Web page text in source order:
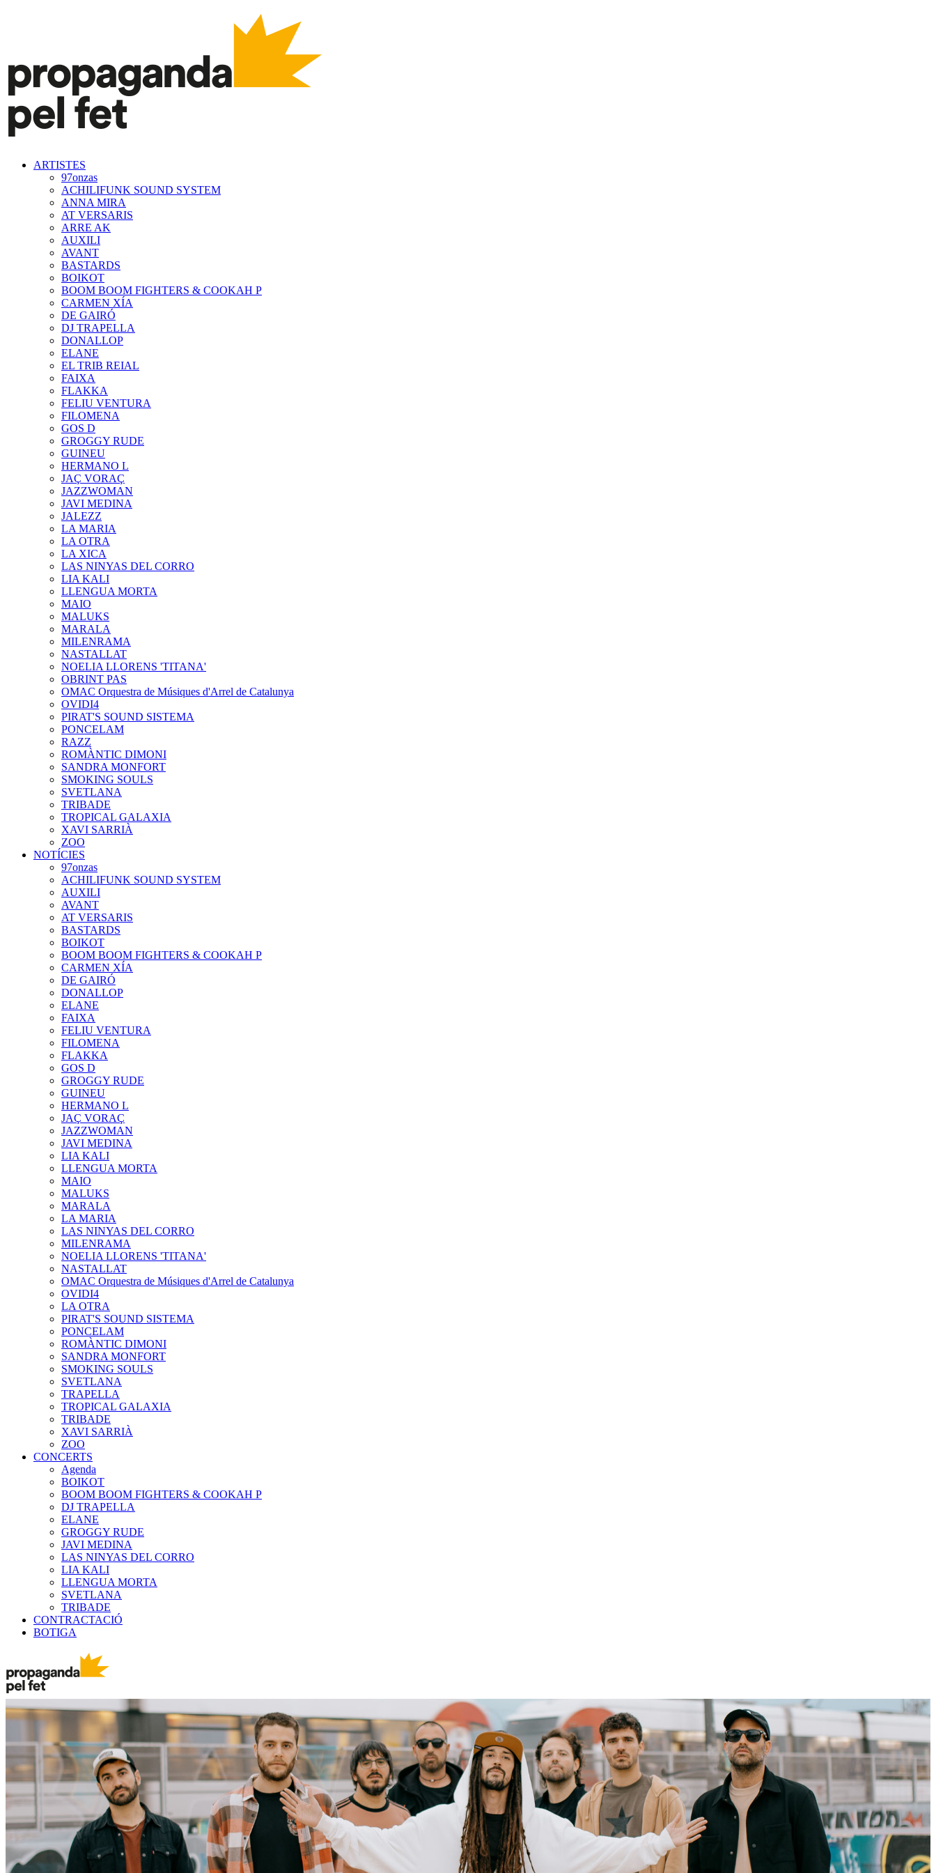
ARTISTES
97onzas
ACHILIFUNK SOUND SYSTEM
ANNA MIRA
AT VERSARIS
ARRE AK
AUXILI
AVANT
BASTARDS
BOIKOT
BOOM BOOM FIGHTERS & COOKAH P
CARMEN XÍA
DE GAIRÓ
DJ TRAPELLA
DONALLOP
ELANE
EL TRIB REIAL
FAIXA
FLAKKA
FELIU VENTURA
FILOMENA
GOS D
GROGGY RUDE
GUINEU
HERMANO L
JAÇ VORAÇ
JAZZWOMAN
JAVI MEDINA
JALEZZ
LA MARIA
LA OTRA
LA XICA
LAS NINYAS DEL CORRO
LIA KALI
LLENGUA MORTA
MAIO
MALUKS
MARALA
MILENRAMA
NASTALLAT
NOELIA LLORENS 'TITANA'
OBRINT PAS
OMAC Orquestra de Músiques d'Arrel de Catalunya
OVIDI4
PIRAT'S SOUND SISTEMA
PONCELAM
RAZZ
ROMÀNTIC DIMONI
SANDRA MONFORT
SMOKING SOULS
SVETLANA
TRIBADE
TROPICAL GALAXIA
XAVI SARRIÀ
ZOO
NOTÍCIES
97onzas
ACHILIFUNK SOUND SYSTEM
AUXILI
AVANT
AT VERSARIS
BASTARDS
BOIKOT
BOOM BOOM FIGHTERS & COOKAH P
CARMEN XÍA
DE GAIRÓ
DONALLOP
ELANE
FAIXA
FELIU VENTURA
FILOMENA
FLAKKA
GOS D
GROGGY RUDE
GUINEU
HERMANO L
JAÇ VORAÇ
JAZZWOMAN
JAVI MEDINA
LIA KALI
LLENGUA MORTA
MAIO
MALUKS
MARALA
LA MARIA
LAS NINYAS DEL CORRO
MILENRAMA
NOELIA LLORENS 'TITANA'
NASTALLAT
OMAC Orquestra de Músiques d'Arrel de Catalunya
OVIDI4
LA OTRA
PIRAT'S SOUND SISTEMA
PONCELAM
ROMÀNTIC DIMONI
SANDRA MONFORT
SMOKING SOULS
SVETLANA
TRAPELLA
TROPICAL GALAXIA
TRIBADE
XAVI SARRIÀ
ZOO
CONCERTS
Agenda
BOIKOT
BOOM BOOM FIGHTERS & COOKAH P
DJ TRAPELLA
ELANE
GROGGY RUDE
JAVI MEDINA
LAS NINYAS DEL CORRO
LIA KALI
LLENGUA MORTA
SVETLANA
TRIBADE
CONTRACTACIÓ
BOTIGA